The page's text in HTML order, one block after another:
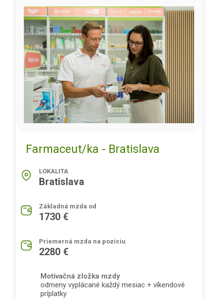
Farmaceut/ka - Bratislava
LOKALITA
Bratislava
Základná mzda od
1730 €
Priemerná mzda na pozíciu
2280 €
Motivačná zložka mzdy
odmeny vyplácané každý mesiac + víkendové
príplatky